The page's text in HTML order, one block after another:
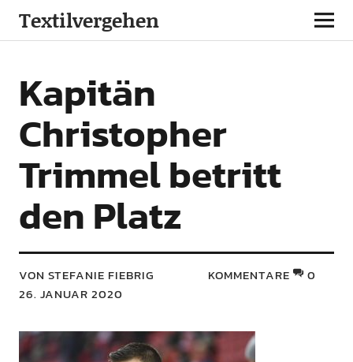
Textilvergehen
Kapitän
Christopher
Trimmel betritt
den Platz
VON STEFANIE FIEBRIG
26. JANUAR 2020
KOMMENTARE 0